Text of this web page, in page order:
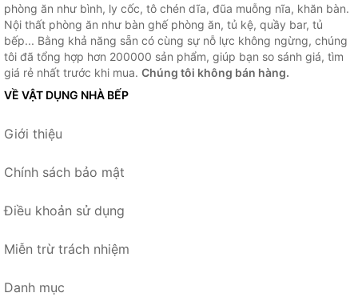
phòng ăn như bình, ly cốc, tô chén dĩa, đũa muỗng nĩa, khăn bàn.
Nội thất phòng ăn như bàn ghế phòng ăn, tủ kệ, quầy bar, tủ
bếp... Bằng khả năng sẵn có cùng sự nỗ lực không ngừng, chúng
tôi đã tổng hợp hơn 200000 sản phẩm, giúp bạn so sánh giá, tìm
giá rẻ nhất trước khi mua. Chúng tôi không bán hàng.
VỀ VẬT DỤNG NHÀ BẾP
Giới thiệu
Chính sách bảo mật
Điều khoản sử dụng
Miễn trừ trách nhiệm
Danh mục